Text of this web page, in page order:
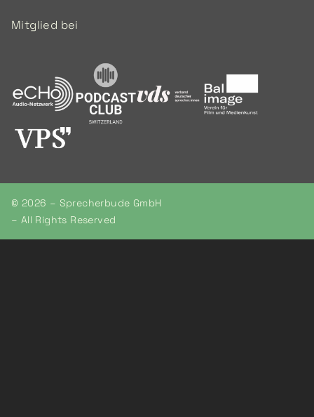
Mitglied bei
© 2026 – Sprecherbude GmbH
– All Rights Reserved